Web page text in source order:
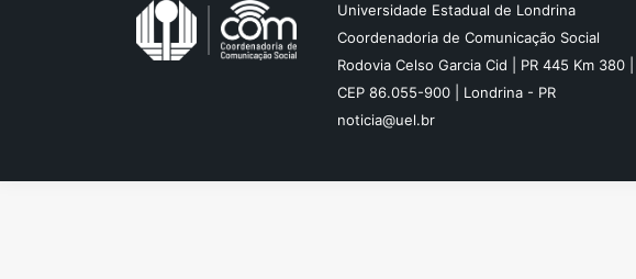
Universidade Estadual de Londrina
Coordenadoria de Comunicação Social
Rodovia Celso Garcia Cid | PR 445 Km 380
CEP 86.055-900 | Londrina - PR
noticia@uel.br